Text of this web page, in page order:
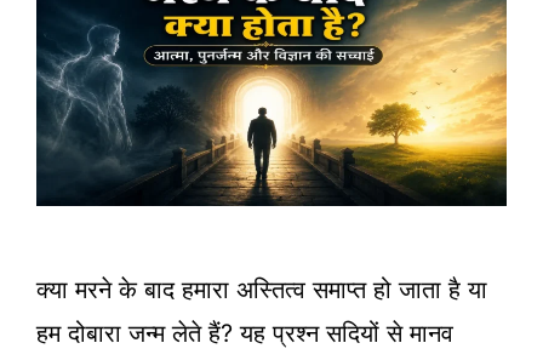
क्या मरने के बाद हमारा अस्तित्व समाप्त हो जाता है या
हम दोबारा जन्म लेते हैं? यह प्रश्न सदियों से मानव